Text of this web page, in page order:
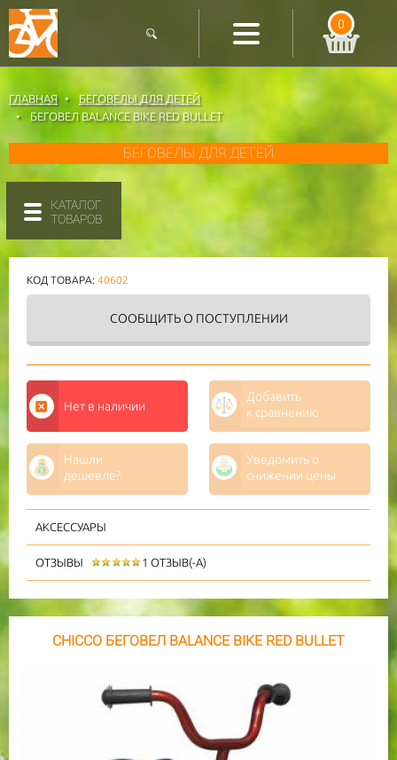
0
ГЛАВНАЯ
БЕГОВЕЛЫ ДЛЯ ДЕТЕЙ
БЕГОВЕЛ BALANCE BIKE RED BULLET
БЕГОВЕЛЫ ДЛЯ ДЕТЕЙ
КАТАЛОГ
ТОВАРОВ
КОД ТОВАРА: 40602
СООБЩИТЬО ПОСТУПЛЕНИИ
Нет в наличии
Добавить
к сравнению
Нашли
дешевле?
Уведомить о
снижении цены
АКСЕССУАРЫ
ОТЗЫВЫ 1 ОТЗЫВ(-А)
CHICCO БЕГОВЕЛ BALANCE BIKE RED BULLET